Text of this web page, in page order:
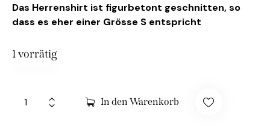
Das Herrenshirt ist figurbetont geschnitten, so
dass es eher einer Grösse S entspricht
1 vorrätig
In den Warenkorb